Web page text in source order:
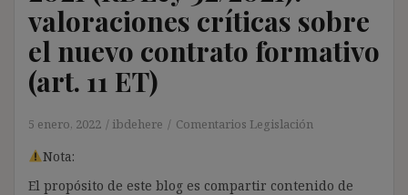
valoraciones críticas sobre
el nuevo contrato formativo
(art. 11 ET)
5 enero, 2022 ibdehere Comentarios Legislación
Nota:
El propósito de este blog es compartir contenido de